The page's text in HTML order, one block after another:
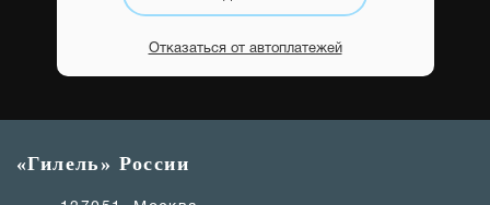
Отказаться от автоплатежей
«Гилель» России